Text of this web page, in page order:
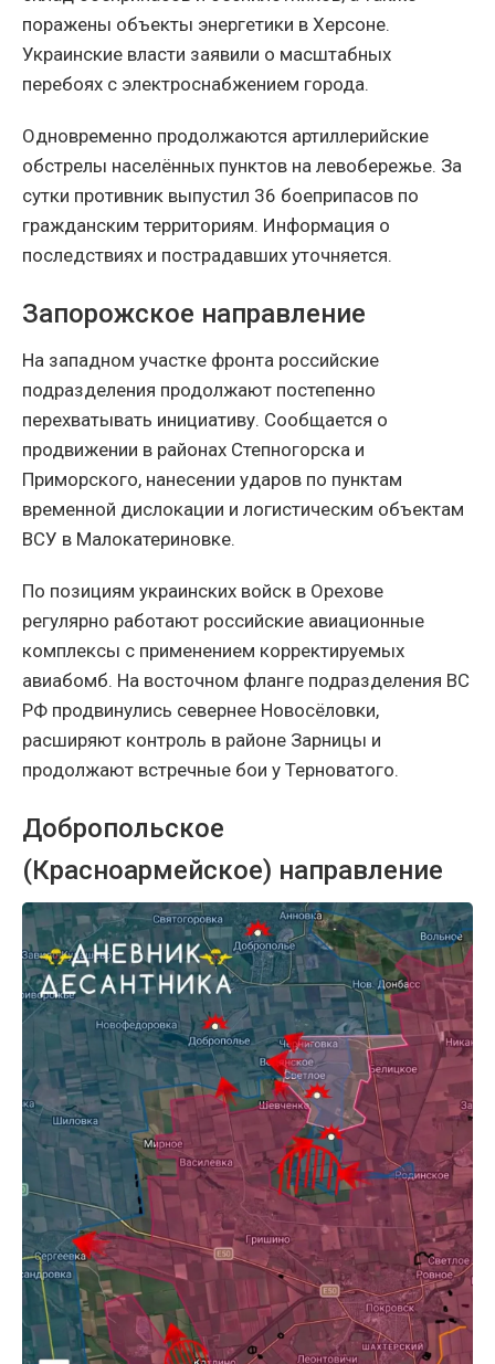
поражены объекты энергетики в Херсоне.
Украинские власти заявили о масштабных
перебоях с электроснабжением города.
Одновременно продолжаются артиллерийские
обстрелы населённых пунктов на левобережье. За
сутки противник выпустил 36 боеприпасов по
гражданским территориям. Информация о
последствиях и пострадавших уточняется.
Запорожское направление
На западном участке фронта российские
подразделения продолжают постепенно
перехватывать инициативу. Сообщается о
продвижении в районах Степногорска и
Приморского, нанесении ударов по пунктам
временной дислокации и логистическим объектам
ВСУ в Малокатериновке.
По позициям украинских войск в Орехове
регулярно работают российские авиационные
комплексы с применением корректируемых
авиабомб. На восточном фланге подразделения ВС
РФ продвинулись севернее Новосёловки,
расширяют контроль в районе Зарницы и
продолжают встречные бои у Терноватого.
Добропольское
(Красноармейское) направление